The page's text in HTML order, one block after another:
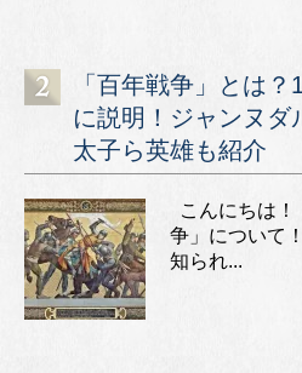
「百年戦争」とは
に説明！ジャンヌダ
太子ら英雄も紹介
こんにちは
争」について
知られ...